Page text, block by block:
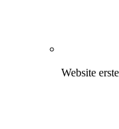
Website